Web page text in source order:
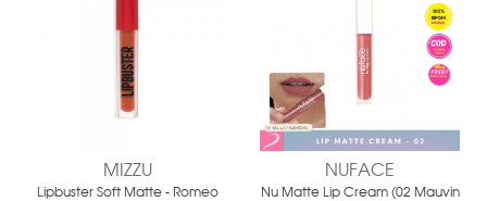
MIZZU
Lipbuster Soft Matte - Romeo
NUFACE
Nu Matte Lip Cream (02 Mauvin